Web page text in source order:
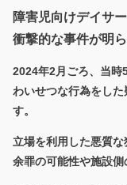
障害児向けデイサ
衝撃的な事件が明
2024年2月ごろ、当時
わいせつな行為をし
す。
立場を利用した悪質な
余罪の可能性や施設側